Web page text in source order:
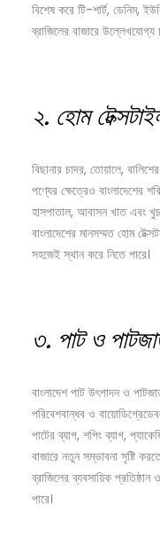
বিশেষ করে টি-শার্ট, ডেনিম,
ব্রাজিলের বাজারে উল্লেখযোগ্য
২. হোম
বিছানার চাদর, তোয়ালে,
পণ্যের ক্ষেত্রেও বাংলাদেশের
হাসপাতাল, আবাসন খাত এবং
বাংলাদেশের মানসম্মত হোম
সহজেই স্থান করে নিতে পারে।
৩. পাটও
বাংলাদেশ পাট উৎপাদন ও
পরিবেশবান্ধব ও
পাটের ব্যাগ, শপিং ব্যাগ,
বাজারে নতুন সম্ভাবনা সৃষ্টি
ব্রাজিলের ব্যবসায়িক
পারে।